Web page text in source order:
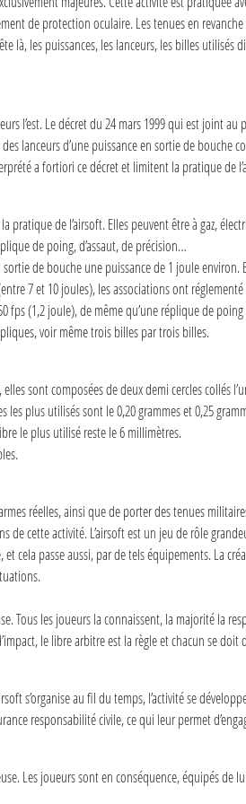
de protection oculaire. Les tenues en
là, les puissances, les lanceurs, les billes
l’est. Le décret du 24 mars 1999 qui est
lanceurs d’une puissance en sortie de bouche
a fortiori ce décret et limitent la pratique de
pratique de l’airsoft. Elles peuvent être à gaz,
de poing, d’assaut, de précision…
de bouche une puissance de 1 joule
7 et 10 joules), les associations ont
(1,2 joule), de même qu’une réplique de
voir même trois billes par trois billes.
sont composées de deux demi cercles collés
plus utilisés sont le 0,20 grammes et 0,25
le plus utilisé reste le 6 millimètres.
réelles, ainsi que de porter des tenues
de cette activité. L’airsoft est un jeu de rôle
cela passe aussi, par de tels équipements.
Tous les joueurs la connaissent, la majorité la
le libre arbitre est la règle et chacun se
s’organise au fil du temps, l’activité se
responsabilité civile, ce qui leur permet
Les joueurs sont en conséquence, équipés